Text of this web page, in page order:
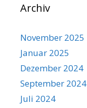
Archiv
November 2025
Januar 2025
Dezember 2024
September 2024
Juli 2024